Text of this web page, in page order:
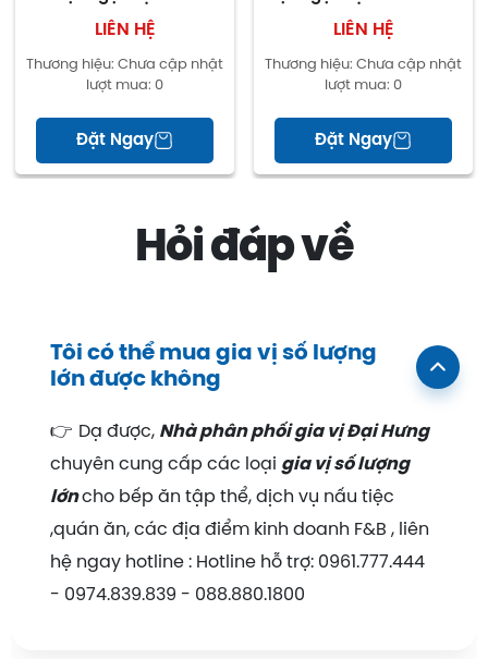
Vedan gói 1kg
LIÊN HỆ
Thương hiệu: Chưa cập nhật
lượt mua: 0
Đặt Ngay
gói 454g
LIÊN HỆ
Thương hiệu: Chưa cập nhật
lượt mua: 0
Đặt Ngay
Hỏi đáp về
Tôi có thể mua gia vị số lượng
lớn được không
👉 Dạ được, Nhà phân phối gia vị Đại Hưng
chuyên cung cấp các loại gia vị số lượng
lớncho bếp ăn tập thể, dịch vụ nấu tiệc
,quán ăn, các địa điểm kinh doanh F&B , liên
hệ ngay hotline : Hotline hỗ trợ: 0961.777.444
- 0974.839.839 - 088.880.1800